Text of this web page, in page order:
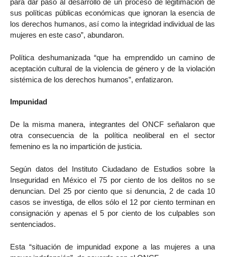
sus políticas públicas económicas que ignoran la esencia de
los derechos humanos, así como la integridad individual de las
mujeres en este caso”, abundaron.
Política deshumanizada “que ha emprendido un camino de
aceptación cultural de la violencia de género y de la violación
sistémica de los derechos humanos”, enfatizaron.
Impunidad
De la misma manera, integrantes del ONCF señalaron que
otra consecuencia de la política neoliberal en el sector
femenino es la no impartición de justicia.
Según datos del Instituto Ciudadano de Estudios sobre la
Inseguridad en México el 75 por ciento de los delitos no se
denuncian. Del 25 por ciento que si denuncia, 2 de cada 10
casos se investiga, de ellos sólo el 12 por ciento terminan en
consignación y apenas el 5 por ciento de los culpables son
sentenciados.
Esta “situación de impunidad expone a las mujeres a una